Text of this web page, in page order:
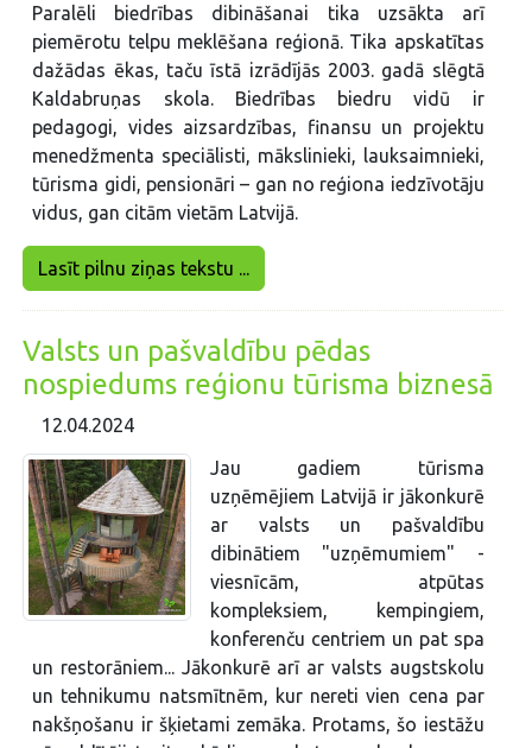
Paralēli biedrības dibināšanai tika uzsākta arī
piemērotu telpu meklēšana reģionā. Tika apskatītas
dažādas ēkas, taču īstā izrādījās 2003. gadā slēgtā
Kaldabruņas skola. Biedrības biedru vidū ir
pedagogi, vides aizsardzības, finansu un projektu
menedžmenta speciālisti, mākslinieki, lauksaimnieki,
tūrisma gidi, pensionāri – gan no reģiona iedzīvotāju
vidus, gan citām vietām Latvijā.
Lasīt pilnu ziņas tekstu ...
Valsts un pašvaldību pēdas
nospiedums reģionu tūrisma biznesā
12.04.2024
Jau gadiem tūrisma
uzņēmējiem Latvijā ir jākonkurē
ar valsts un pašvaldību
dibinātiem "uzņēmumiem" -
viesnīcām, atpūtas
kompleksiem, kempingiem,
konferenču centriem un pat spa
un restorāniem... Jākonkurē arī ar valsts augstskolu
un tehnikumu natsmītnēm, kur nereti vien cena par
nakšņošanu ir šķietami zemāka. Protams, šo iestāžu